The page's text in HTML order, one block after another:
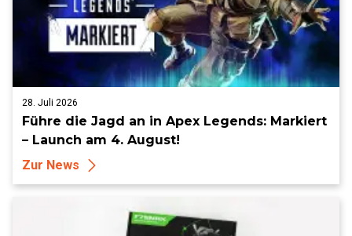
28. Juli 2026
Führe die Jagd an in Apex Legends: Markiert
– Launch am 4. August!
Zur News